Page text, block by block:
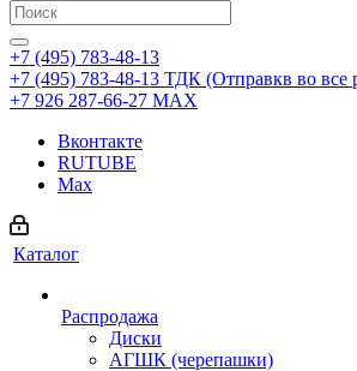
+7 (495) 783-48-13
+7 (495) 783-48-13 ТДК (Отправкв во все
+7 926 287-66-27 МАХ
Вконтакте
RUTUBE
Max
Каталог
Распродажа
Диски
АГШК (черепашки)